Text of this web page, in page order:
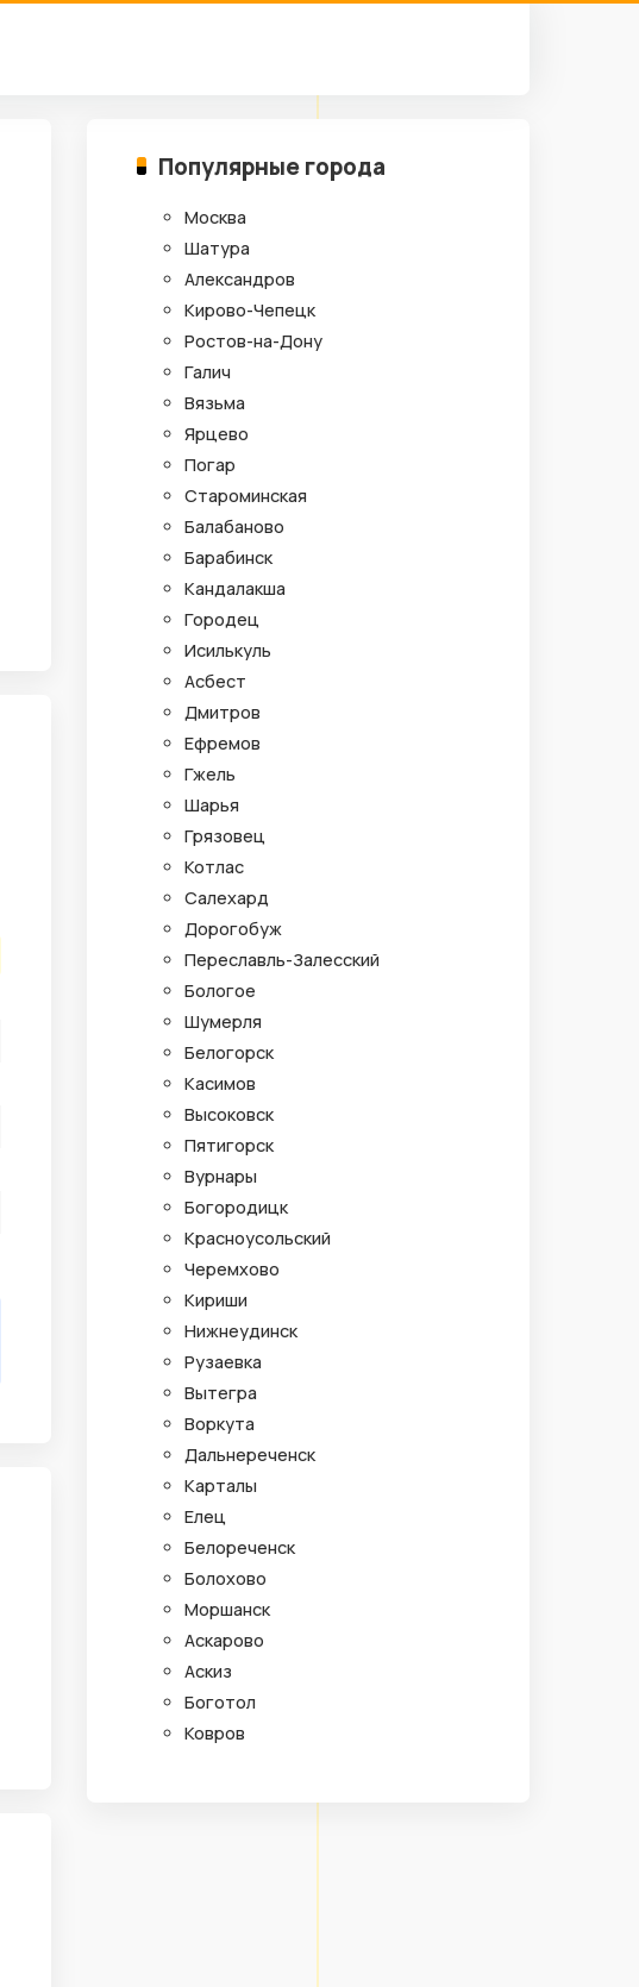
Популярные города
Москва
Шатура
Александров
Кирово-Чепецк
Ростов-на-Дону
Галич
Вязьма
Ярцево
Погар
Староминская
Балабаново
Барабинск
Кандалакша
Городец
Исилькуль
Асбест
Дмитров
Ефремов
Гжель
Шарья
Грязовец
Котлас
Салехард
Дорогобуж
Переславль-Залесский
Бологое
Шумерля
Белогорск
Касимов
Высоковск
Пятигорск
Вурнары
Богородицк
Красноусольский
Черемхово
Кириши
Нижнеудинск
Рузаевка
Вытегра
Воркута
Дальнереченск
Карталы
Елец
Белореченск
Болохово
Моршанск
Аскарово
Аскиз
Боготол
Ковров